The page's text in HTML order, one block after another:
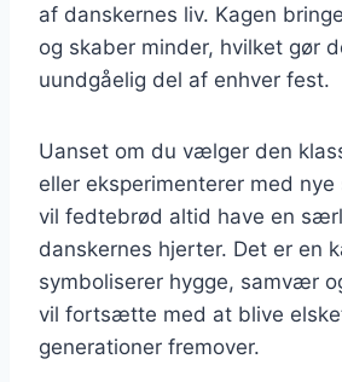
af danskernes liv. Kagen
og skaber minder, hvilket gør
uundgåelig del af enhver fest.
Uanset om du vælger den
eller eksperimenterer med nye
vil fedtebrød altid have en
danskernes hjerter. Det er en
symboliserer hygge, samvær
vil fortsætte med at blive
generationer fremover.